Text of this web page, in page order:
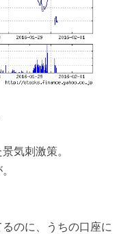
気刺激策。
のに、うちの口座に